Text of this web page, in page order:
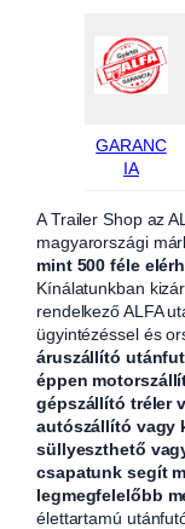
GARANC
IA
A Trailer Shop az
magyarországi
mint 500 féle
Kínálatunkban
rendelkező ALFA
ügyintézéssel és
áruszállító
éppen
gépszállító tréler
autószállító vagy
süllyeszthető
csapatunk segít
legmegfelelőbb
élettartamú